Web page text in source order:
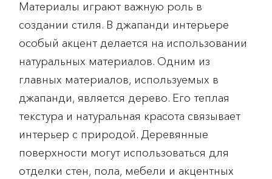
Материалы играют важную роль в
создании стиля. В джапанди интерьере
особый акцент делается на использовании
натуральных материалов. Одним из
главных материалов, используемых в
джапанди, является дерево. Его теплая
текстура и натуральная красота связывает
интерьер с природой. Деревянные
поверхности могут использоваться для
отделки стен, пола, мебели и акцентных